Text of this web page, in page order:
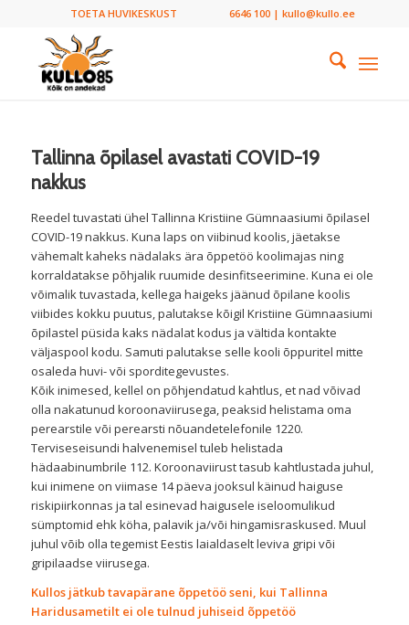
TOETA HUVIKESKUST 6646 100 | kullo@kullo.ee
Tallinna õpilasel avastati COVID-19
nakkus
Reedel tuvastati ühel Tallinna Kristiine Gümnaasiumi õpilasel
COVID-19 nakkus. Kuna laps on viibinud koolis, jäetakse
vähemalt kaheks nädalaks ära õppetöö koolimajas ning
korraldatakse põhjalik ruumide desinfitseerimine. Kuna ei ole
võimalik tuvastada, kellega haigeks jäänud õpilane koolis
viibides kokku puutus, palutakse kõigil Kristiine Gümnaasiumi
õpilastel püsida kaks nädalat kodus ja vältida kontakte
väljaspool kodu. Samuti palutakse selle kooli õppuritel mitte
osaleda huvi- või sporditegevustes.
Kõik inimesed, kellel on põhjendatud kahtlus, et nad võivad
olla nakatunud koroonaviirusega, peaksid helistama oma
perearstile või perearsti nõuandetelefonile 1220.
Terviseseisundi halvenemisel tuleb helistada
hädaabinumbrile 112. Koroonaviirust tasub kahtlustada juhul,
kui inimene on viimase 14 päeva jooksul käinud haiguse
riskipiirkonnas ja tal esinevad haigusele iseloomulikud
sümptomid ehk köha, palavik ja/või hingamisraskused. Muul
juhul võib olla tegemist Eestis laialdaselt leviva gripi või
gripilaadse viirusega.
Kullos jätkub tavapärane õppetöö seni, kui Tallinna
Haridusametilt ei ole tulnud juhiseid õppetöö